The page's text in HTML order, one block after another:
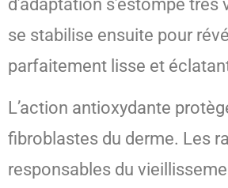
d’adaptation s’estompe très
se stabilise ensuite pour
parfaitement lisse et
L’action antioxydante
fibroblastes du derme. Les
responsables du